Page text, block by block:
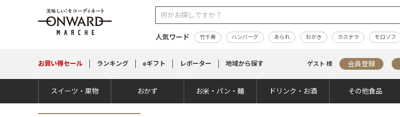
人気ワード 竹千寿 ハンバーグ あられ おかき カステラ モロゾフ
お買い得セール ランキング eギフト レポーター 地域から探す ゲスト 様 会員登録
スイーツ・果物 おかず お米・パン・麺 ドリンク・お酒 その他食品